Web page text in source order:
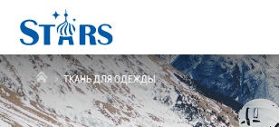
ТКАНЬ ДЛЯ ОДЕЖДЫ